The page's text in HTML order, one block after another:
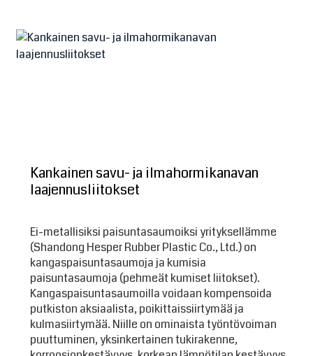
Kankainen savu- ja ilmahormikanavan
laajennusliitokset
Ei-metallisiksi paisuntasaumoiksi yrityksellämme
(Shandong Hesper Rubber Plastic Co., Ltd.) on
kangaspaisuntasaumoja ja kumisia
paisuntasaumoja (pehmeät kumiset liitokset).
Kangaspaisuntasaumoilla voidaan kompensoida
putkiston aksiaalista, poikittaissiirtymää ja
kulmasiirtymää. Niille on ominaista työntövoiman
puuttuminen, yksinkertainen tukirakenne,